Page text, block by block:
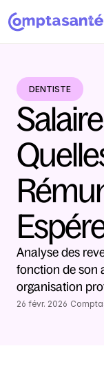
DENTISTE
Analyse des
fonction de son
organisation
26 févr. 2026